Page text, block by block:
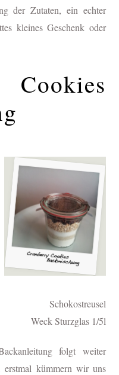
der Zutaten, ein echter
kleines Geschenk oder
Schokostreusel
Weck Sturzglas 1/5l
folgt weiter
erstmal kümmern wir uns